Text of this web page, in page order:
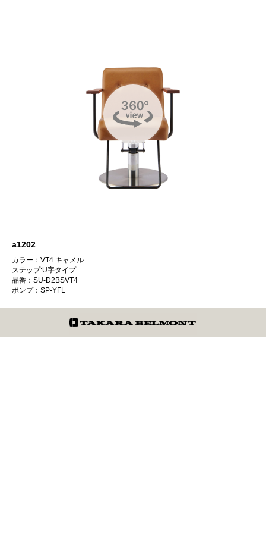
a1202
カラー：VT4 キャメル
ステップ:U字タイプ
品番：SU-D2BSVT4
ポンプ：SP-YFL